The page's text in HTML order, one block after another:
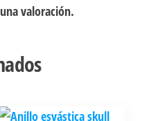
valoración.